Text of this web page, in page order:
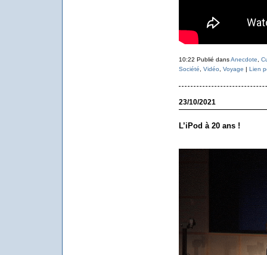
10:22 Publié dansAnecdote
Société
Vidéo Voyage | Lien
23/10/2021
L’iPod à 20 ans !